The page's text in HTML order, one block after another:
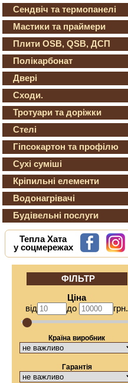
Сендвіч та термопанелі
Мастики та праймери
Плити OSB, QSB, ДСП
Полікарбонат
Двері
Сходи.
Тротуари та доріжки
Стелі
Гіпсокартон та профілю
Сухі суміші
Кріпильні елементи
Водонагрівачі
Будівельні послуги
Тепла Хата
у соцмережах
ФІЛЬТР
Ціна
від
до грн.
Країна виробник
Гарантія